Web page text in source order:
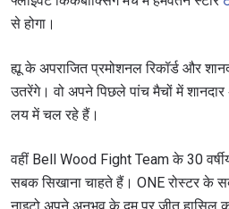
से होगा।
ह्यू के अपराजित प्रमोशनल रिकॉर्ड और
उतरेंगे। वो अपने पिछले पांच मैचों में
लय में चल रहे हैं।
वहीं Bell Wood Fight Team के 30 वर्षीय
सबक सिखाना चाहते हैं। ONE रोस्टर के